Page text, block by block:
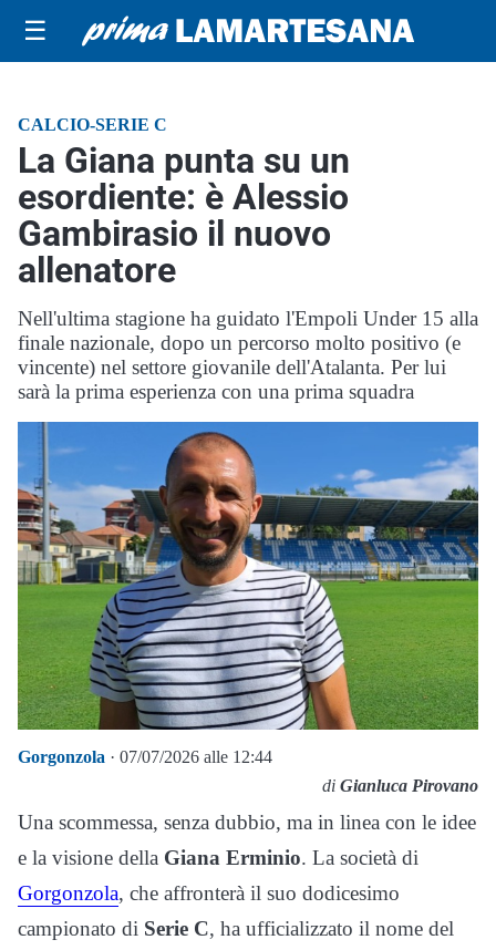
☰
CALCIO-SERIE C
La Giana punta su un
esordiente: è Alessio
Gambirasio il nuovo
allenatore
Nell'ultima stagione ha guidato l'Empoli Under 15 alla
finale nazionale, dopo un percorso molto positivo (e
vincente) nel settore giovanile dell'Atalanta. Per lui
sarà la prima esperienza con una prima squadra
Gorgonzola · 07/07/2026 alle 12:44
di Gianluca Pirovano
Una scommessa, senza dubbio, ma in linea con le idee
e la visione della Giana Erminio. La società di
Gorgonzola, che affronterà il suo dodicesimo
campionato di Serie C, ha ufficializzato il nome del